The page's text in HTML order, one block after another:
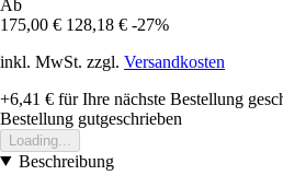
Ab
175,00 € 128,18 € -27%
inkl. MwSt. zzgl. Versandkosten
+6,41 € für Ihre nächste Bestellung
Bestellung gutgeschrieben
Loading...
Beschreibung